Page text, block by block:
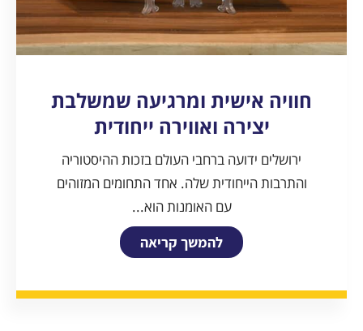
חוויה אישית ומרגיעה שמשלבת
יצירה ואווירה ייחודית
ירושלים ידועה ברחבי העולם בזכות ההיסטוריה
והתרבות הייחודית שלה. אחד התחומים המזוהים
עם האומנות הוא...
להמשך קריאה